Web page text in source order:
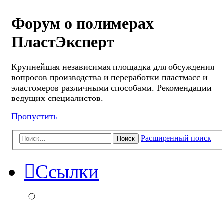
Форум о полимерах
ПластЭксперт
Крупнейшая независимая площадка для обсуждения
вопросов производства и переработки пластмасс и
эластомеров различными способами. Рекомендации
ведущих специалистов.
Пропустить
Поиск Расширенный поиск
Ссылки